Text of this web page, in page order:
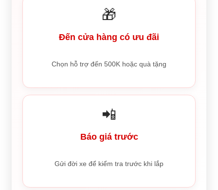
🎁
Đến cửa hàng có ưu đãi
Chọn hỗ trợ đến 500K hoặc quà tặng
📲
Báo giá trước
Gửi đời xe để kiểm tra trước khi lắp